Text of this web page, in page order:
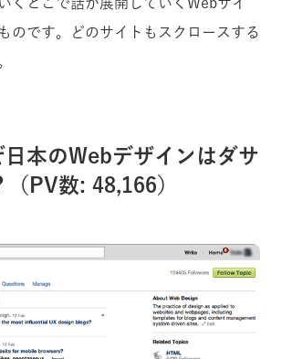
のです。どのサイトもスクロースする
日本のWebデザインはダサ
（PV数: 48,166）